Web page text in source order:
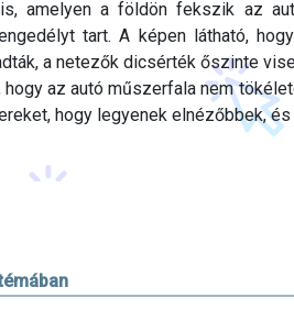
amelyen a földön fekszik az
tart. A képen látható,
a netezők dicsérték őszinte
az autó műszerfala nem
hogy legyenek elnézőbbek,